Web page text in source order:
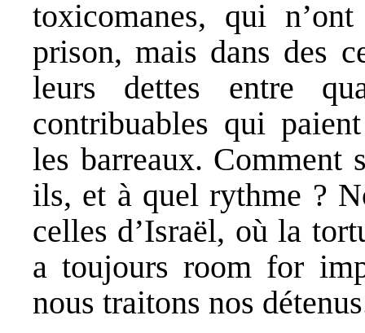
toxicomanes, qui
prison, mais dans des
leurs dettes entre
contribuables qui
les barreaux. Comment
ils, et à quel rythme ?
celles d’Israël, où la
a toujours room for
nous traitons nos